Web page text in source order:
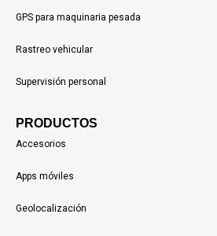
GPS para maquinaria pesada
Rastreo vehicular
Supervisión personal
PRODUCTOS
Accesorios
Apps móviles
Geolocalización